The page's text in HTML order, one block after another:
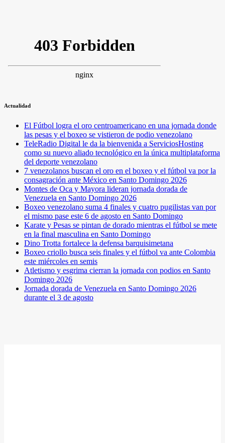
Actualidad
El Fútbol logra el oro centroamericano en una jornada donde
las pesas y el boxeo se vistieron de podio venezolano
TeleRadio Digital le da la bienvenida a ServiciosHosting
como su nuevo aliado tecnológico en la única multiplataforma
del deporte venezolano
7 venezolanos buscan el oro en el boxeo y el fútbol va por la
consagración ante México en Santo Domingo 2026
Montes de Oca y Mayora lideran jornada dorada de
Venezuela en Santo Domingo 2026
Boxeo venezolano suma 4 finales y cuatro pugilistas van por
el mismo pase este 6 de agosto en Santo Domingo
Karate y Pesas se pintan de dorado mientras el fútbol se mete
en la final masculina en Santo Domingo
Dino Trotta fortalece la defensa barquisimetana
Boxeo criollo busca seis finales y el fútbol va ante Colombia
este miércoles en semis
Atletismo y esgrima cierran la jornada con podios en Santo
Domingo 2026
Jornada dorada de Venezuela en Santo Domingo 2026
durante el 3 de agosto